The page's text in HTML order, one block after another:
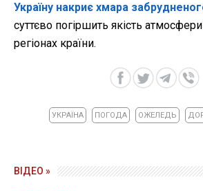
Україну накриє хмара
суттєво погіршить якість
регіонах країни.
УКРАЇНА ПОГОДА ОЖЕЛЕДЬ
ВІДЕО »